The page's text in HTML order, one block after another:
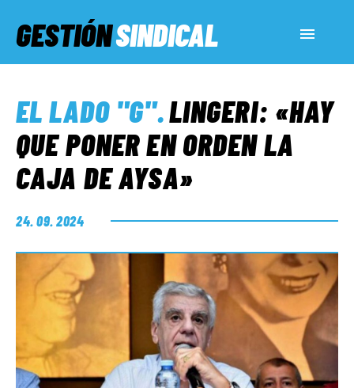
GESTIÓNSINDICAL
SERVICIOS SOCIALES
INFORMES ESPECIALES
FUERA DE MEGÁFONO
EL LADO «G»
EL LADO "G".LINGERI: «HAY
QUE PONER EN ORDEN LA
CAJA DE AYSA»
24. 09. 2024